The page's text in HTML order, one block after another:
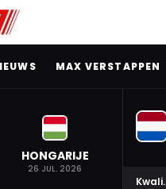
MAX VERSTAPPEN
HONGARIJE
26 JUL. 2026
Kwali.